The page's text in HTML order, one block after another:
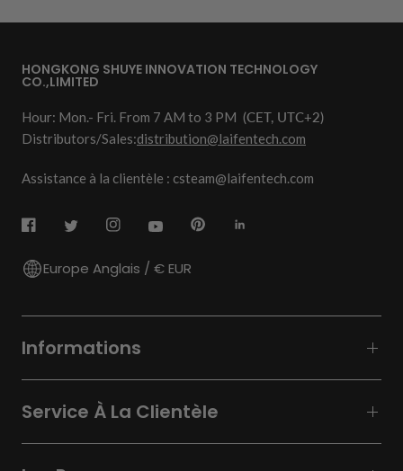
HONGKONG SHUYE INNOVATION TECHNOLOGY
CO.,LIMITED
Hour: Mon.- Fri. From 7 AM to 3 PM (CET, UTC+2)
Distributors/Sales:distribution@laifentech.com
Assistance à la clientèle : csteam@laifentech.com
Europe Anglais / € EUR
Informations
Service À La Clientèle